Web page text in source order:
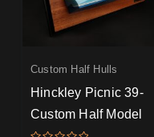
Custom Half Hulls
Hinckley Picnic 39-
Custom Half Model